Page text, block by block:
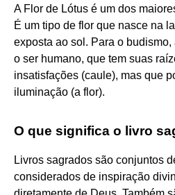
A Flor de Lótus é um dos
É um tipo de flor que nasce na
exposta ao sol. Para o
o ser humano, que tem suas
insatisfações (caule), mas que
iluminação (a flor).
O que significa o livro
Livros sagrados são conjuntos
considerados de inspiração